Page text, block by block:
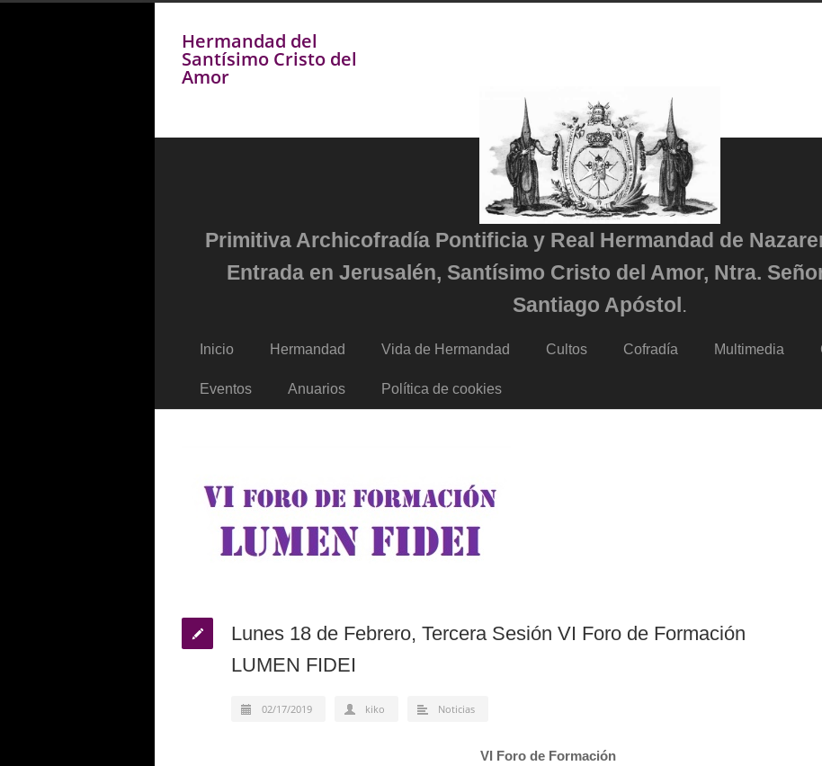
Hermandad del
Santísimo Cristo del
Amor
Primitiva Archicofradía Pontificia y Real Hermandad de
Entrada en Jerusalén, Santísimo Cristo del Amor, Ntra.
Santiago Apóstol.
Inicio Hermandad Vida de Hermandad Cultos Cofradía Multimedia
Eventos Anuarios Política de cookies
Lunes 18 de Febrero, Tercera Sesión VI Foro de Formación
LUMEN FIDEI
02/17/2019 kiko Noticias
VI Foro de Formación